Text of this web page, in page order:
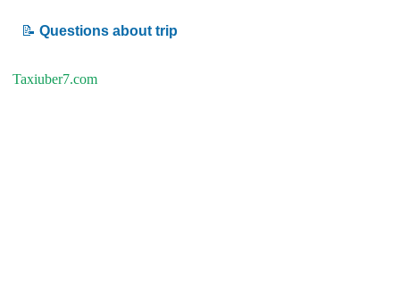
📝 Questions about trip
Taxiuber7.com